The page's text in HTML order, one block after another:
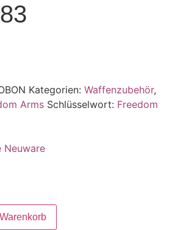
Kategorien: Waffenzubehör,
Arms Schlüsselwort: Freedom
Neuware